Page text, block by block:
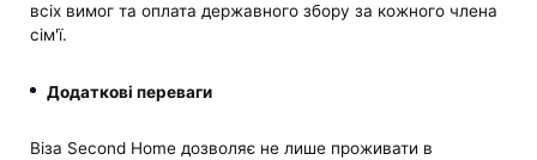
всіх вимог та оплата державного збору за кожного члена
сім'ї.
Додаткові переваги
Віза Second Home дозволяє не лише проживати в